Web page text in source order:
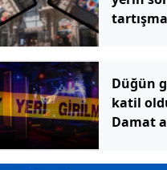
tartışma
görüntü
çekti
Düğün
katil
Damat